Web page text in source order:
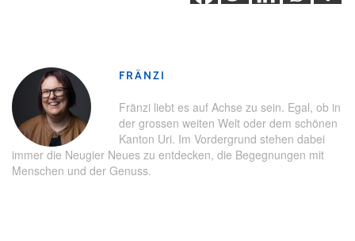
FRÄNZI
Fränzi liebt es auf Achse zu sein. Egal, ob in
der grossen weiten Welt oder dem schönen
Kanton Uri. Im Vordergrund stehen dabei
immer die Neugier Neues zu entdecken, die Begegnungen mit
Menschen und der Genuss.